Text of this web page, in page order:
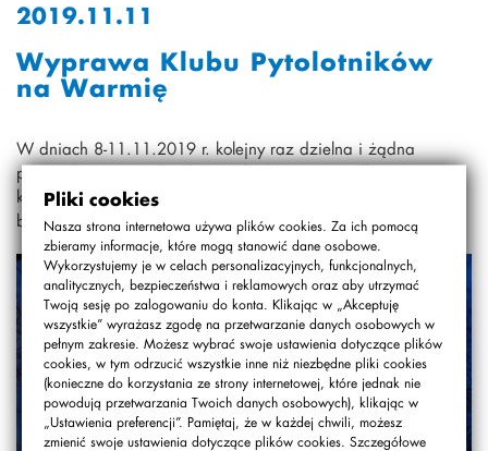
Pliki cookies
Nasza strona internetowa używa plików cookies. Za ich pomocą
zbieramy informacje, które mogą stanowić dane osobowe.
Wykorzystujemy je w celach personalizacyjnych, funkcjonalnych,
analitycznych, bezpieczeństwa i reklamowych oraz aby utrzymać
Twoją sesję po zalogowaniu do konta. Klikając w „Akceptuję
wszystkie” wyrażasz zgodę na przetwarzanie danych osobowych w
pełnym zakresie. Możesz wybrać swoje ustawienia dotyczące plików
cookies, w tym odrzucić wszystkie inne niż niezbędne pliki cookies
(konieczne do korzystania ze strony internetowej, które jednak nie
powodują przetwarzania Twoich danych osobowych), klikając w
„Ustawienia preferencji”. Pamiętaj, że w każdej chwili, możesz
zmienić swoje ustawienia dotyczące plików cookies. Szczegółowe
2019.11.11
Wyprawa Klubu Pytolotników
na Warmię
W dniach 8-11.11.2019 r. kolejny raz dzielna i żądna
przygód grupa Pytolotników wybrała się na podbój
kolejnych przepięknych miejsc. Tym razem celem podróży
była Warmia. Jak zwykle było cudownie.